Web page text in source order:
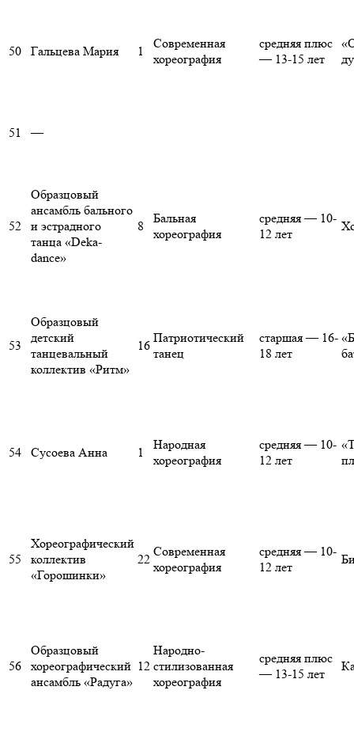
50 Гальцева Мария 1
Современная
хореография
средняя плюс
— 13-15 лет
51 —
52
Образцовый
ансамбль бального
и эстрадного
танца «Deka-
dance»
8
Бальная
хореография
средняя — 10-
12 лет
53
Образцовый
детский
танцевальный
коллектив «Ритм»
16
Патриотический
танец
старшая — 16-
18 лет
54 Сусоева Анна 1
Народная
хореография
средняя — 10-
12 лет
55
Хореографический
коллектив
«Горошинки»
22
Современная
хореография
средняя — 10-
12 лет
56
Образцовый
хореографический
ансамбль «Радуга»
12
Народно-
стилизованная
хореография
средняя плюс
— 13-15 лет